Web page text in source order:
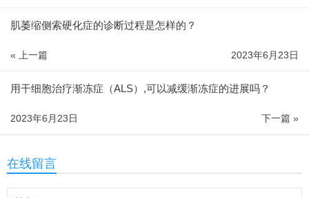
肌萎缩侧索硬化症的诊断过程是怎样的？
« 上一篇 2023年6月23日
用干细胞治疗渐冻症（ALS）,可以减缓渐冻症的进展吗？
下一篇 »
2023年6月23日
在线留言